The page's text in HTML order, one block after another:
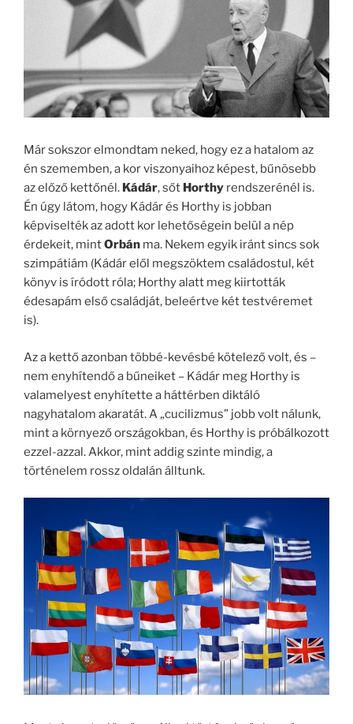
Már sokszor elmondtam neked, hogy ez a hatalom az
én szememben, a kor viszonyaihoz képest, bűnösebb
az előző kettőnél. Kádár, sőt Horthy rendszerénél is.
Én úgy látom, hogy Kádár és Horthy is jobban
képviselték az adott kor lehetőségein belül a nép
érdekeit, mintOrbán ma. Nekem egyik iránt sincs sok
szimpátiám (Kádár elől megszöktem családostul, két
könyv is íródott róla; Horthy alatt meg kiirtották
édesapám első családját, beleértve két testvéremet
is).
Az a kettő azonban többé-kevésbé kötelező volt, és –
nem enyhítendő a bűneiket – Kádár meg Horthy is
valamelyest enyhítette a háttérben diktáló
nagyhatalom akaratát. A „cucilizmus” jobb volt nálunk,
mint a környező országokban, és Horthy is próbálkozott
ezzel-azzal. Akkor, mint addig szinte mindig, a
történelem rossz oldalán álltunk.